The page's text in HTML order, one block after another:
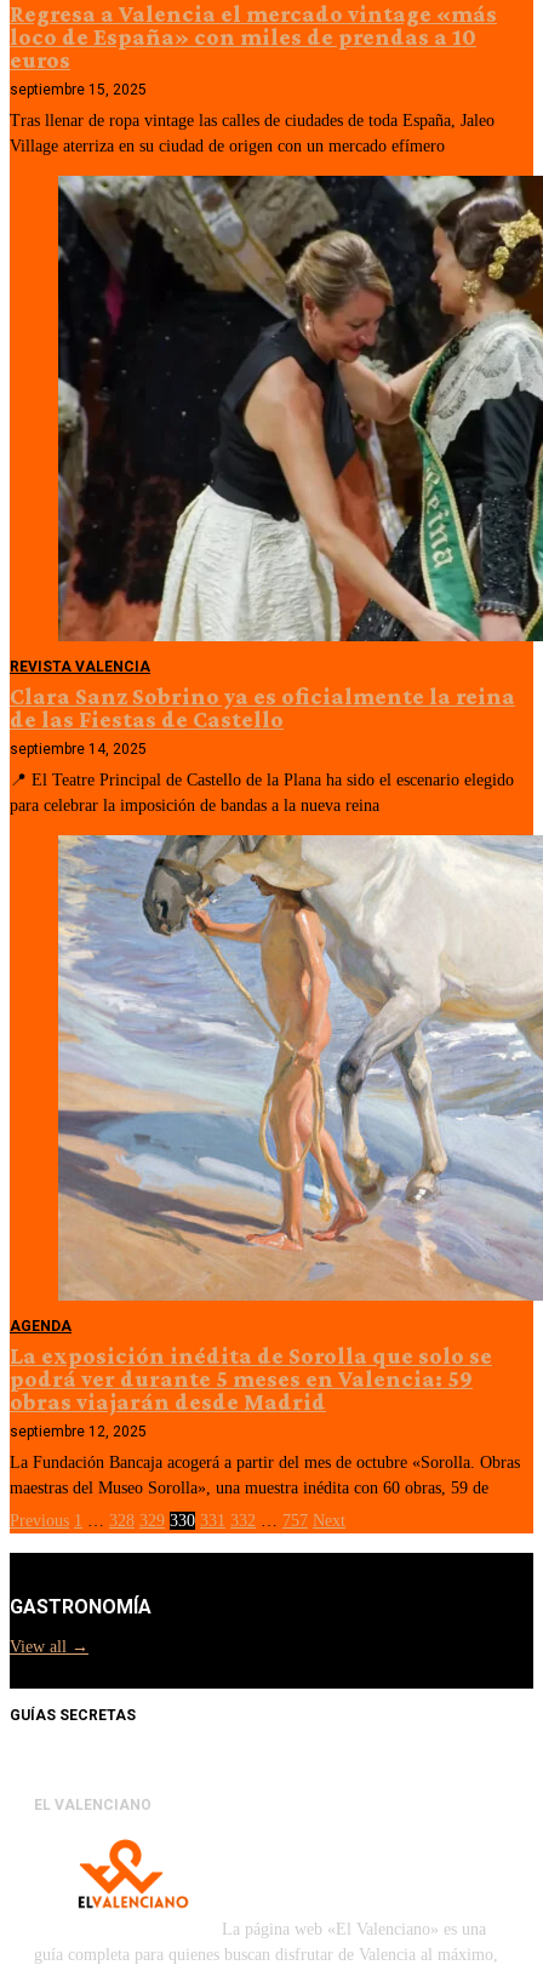
Regresa a Valencia el mercado vintage «más
loco de España» con miles de prendas a 10
euros
septiembre 15, 2025
Tras llenar de ropa vintage las calles de ciudades de toda España, Jaleo
Village aterriza en su ciudad de origen con un mercado efímero
REVISTA VALENCIA
Clara Sanz Sobrino ya es oficialmente la reina
de las Fiestas de Castello
septiembre 14, 2025
📍 El Teatre Principal de Castello de la Plana ha sido el escenario elegido
para celebrar la imposición de bandas a la nueva reina
AGENDA
La exposición inédita de Sorolla que solo se
podrá ver durante 5 meses en Valencia: 59
obras viajarán desde Madrid
septiembre 12, 2025
La Fundación Bancaja acogerá a partir del mes de octubre «Sorolla. Obras
maestras del Museo Sorolla», una muestra inédita con 60 obras, 59 de
Previous 1 … 328 329 330 331 332 … 757 Next
GASTRONOMÍA
View all →
GUÍAS SECRETAS
EL VALENCIANO
La página web «El Valenciano» es una
guía completa para quienes buscan disfrutar de Valencia al máximo,